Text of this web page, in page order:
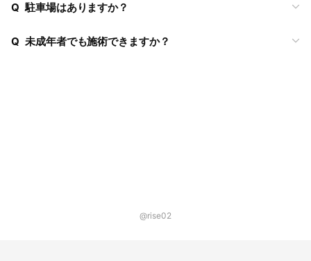
Q 駐車場はありますか？
Q 未成年者でも施術できますか？
@rise02